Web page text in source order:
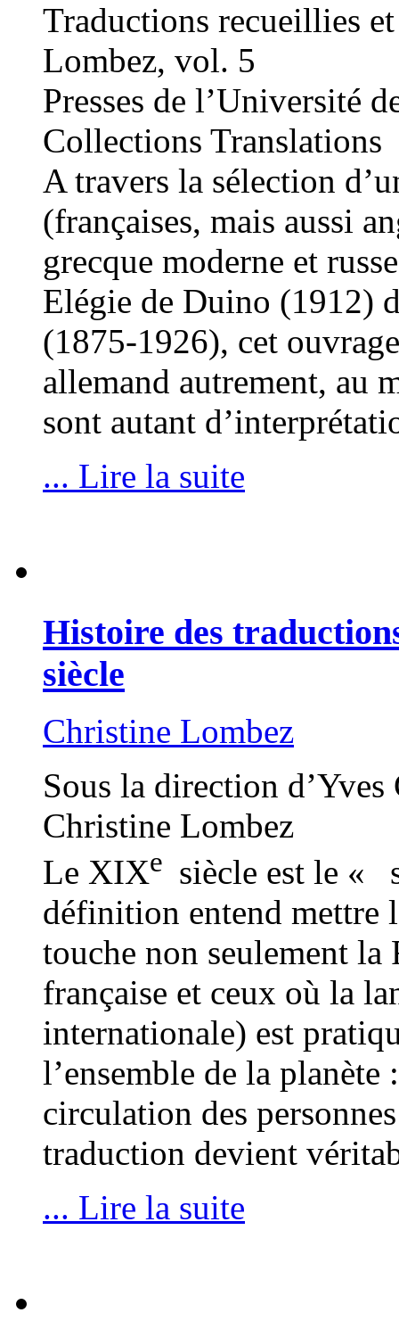
Traductions recueillies
Lombez, vol. 5
Presses de l’Université
Collections Translations
A travers la sélection
(françaises, mais aussi
grecque moderne et
Elégie de Duino (1912)
(1875-1926), cet
allemand autrement, au
sont autant
... Lire la suite
Histoire des
siècle
Christine Lombez
Sous la direction
Christine Lombez
Le XIXe siècle est le «
définition entend mettre
touche non seulement la
française et ceux où la
internationale) est
l’ensemble de la planète
circulation des
traduction devient
... Lire la suite